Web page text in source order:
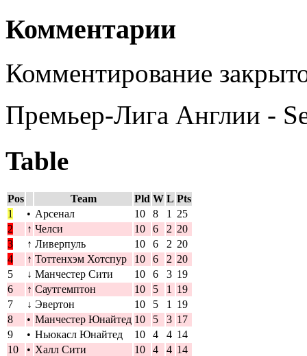
Комментарии
Комментирование
Премьер-Лига Англии -
Table
Pos Team Pld W L Pts
1
• Арсенал 10 8 1
25
2
↑ Челси 10 6 2 20
3
↑ Ливерпуль 10 6 2 20
4
↑ Тоттенхэм Хотспур 10 6 2 20
5
↓ Манчестер Сити 10 6 3 19
6
↑ Саутгемптон 10 5 1
19
7
↓ Эвертон 10 5 1
19
8
• Манчестер Юнайтед 10 5 3 17
9
• Ньюкасл Юнайтед 10 4 4 14
10
• Халл Сити 10 4 4 14